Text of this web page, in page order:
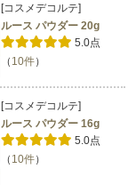
[コスメデコルテ]
ルース パウダー 20g
5.0点
（ 10件）
[コスメデコルテ]
ルース パウダー 16g
5.0点
（ 10件）